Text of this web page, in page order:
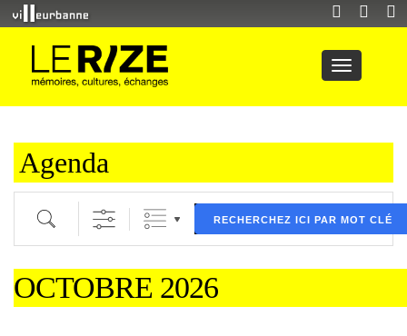
Agenda
Recherche par mot clé (ici) et / ou filtre (ci dessous) puis validez
RECHERCHEZ ICI PAR MOT CLÉ
OCTOBRE 2026